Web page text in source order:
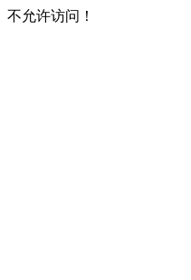
不允许访问！